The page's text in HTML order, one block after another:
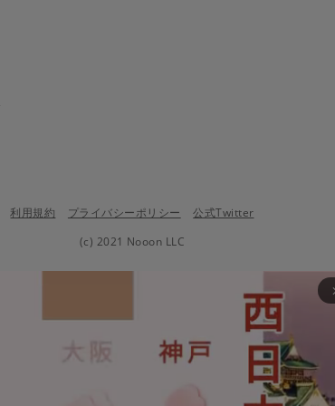
利用規約 プライバシーポリシー
公式Twitter
(c) 2021 Nooon LLC